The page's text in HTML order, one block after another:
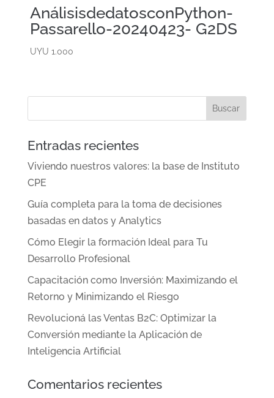
AnálisisdedatosconPython-
Passarello-20240423- G2DS
UYU 1.000
Entradas recientes
Viviendo nuestros valores: la base de Instituto
CPE
Guía completa para la toma de decisiones
basadas en datos y Analytics
Cómo Elegir la formación Ideal para Tu
Desarrollo Profesional
Capacitación como Inversión: Maximizando el
Retorno y Minimizando el Riesgo
Revolucioná las Ventas B2C: Optimizar la
Conversión mediante la Aplicación de
Inteligencia Artificial
Comentarios recientes